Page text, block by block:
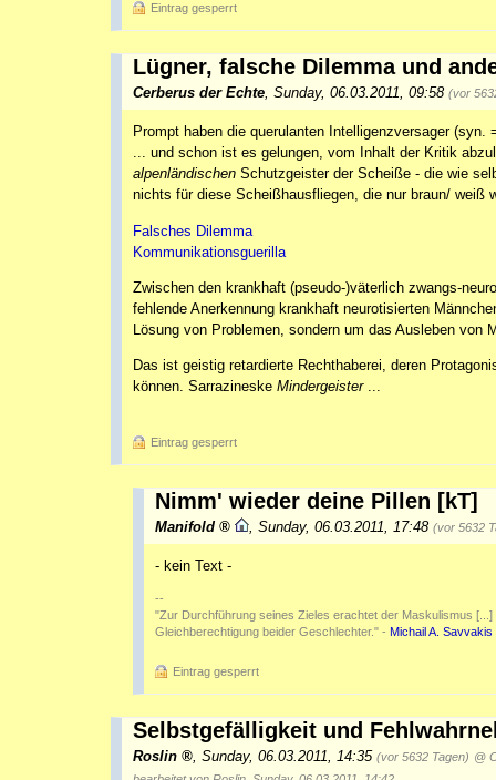
Eintrag gesperrt
Lügner, falsche Dilemma und
Cerberus der Echte, Sunday, 06.03.2011, 09:58 (vor
Prompt haben die querulanten Intelligenzversager
... und schon ist es gelungen, vom Inhalt der Kritik
alpenländischen Schutzgeister der Scheiße - die wie
nichts für diese Scheißhausfliegen, die nur braun/ weiß
Falsches Dilemma
Kommunikationsguerilla
Zwischen den krankhaft (pseudo-)väterlich zwangs-
fehlende Anerkennung krankhaft neurotisierten
Lösung von Problemen, sondern um das Ausleben von
Das ist geistig retardierte Rechthaberei, deren
können. Sarrazineske Mindergeister...
Eintrag gesperrt
Nimm' wieder deine Pillen [kT]
Manifold Sunday, 06.03.2011, 17:48 (vor 5632
- kein Text -
--
"Zur Durchführung seines Zieles erachtet der Maskulismus
Gleichberechtigung beider Geschlechter." - Michail A. Savvakis
Eintrag gesperrt
Selbstgefälligkeit und
Roslin Sunday, 06.03.2011, 14:35 (vor 5632 Tagen) @